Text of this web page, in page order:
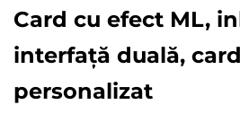
Card cu efect ML,
interfață duală,
personalizat